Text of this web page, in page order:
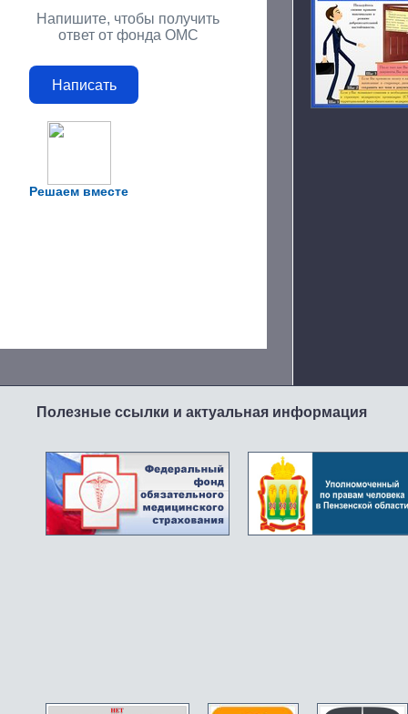
Решаем вместе
Напишите, чтобы получить
ответ от фонда ОМС
Написать
Полезные ссылки и актуальная информация